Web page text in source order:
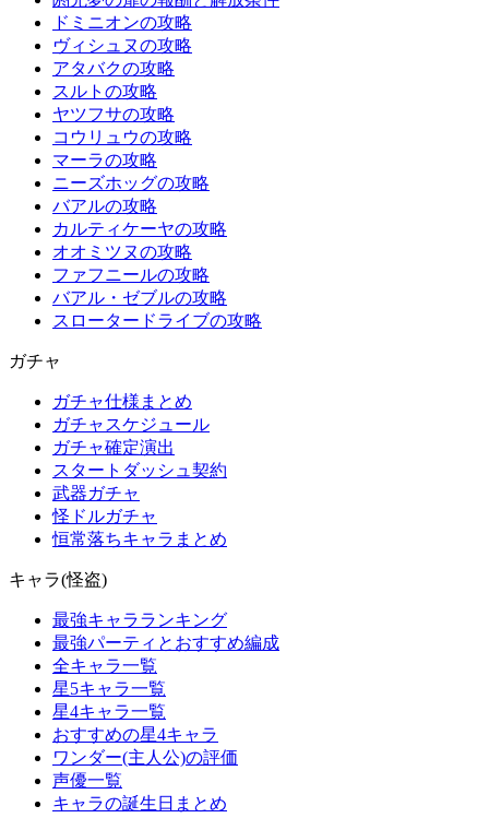
ドミニオンの攻略
ヴィシュヌの攻略
アタバクの攻略
スルトの攻略
ヤツフサの攻略
コウリュウの攻略
マーラの攻略
ニーズホッグの攻略
バアルの攻略
カルティケーヤの攻略
オオミツヌの攻略
ファフニールの攻略
バアル・ゼブルの攻略
スロータードライブの攻略
ガチャ
ガチャ仕様まとめ
ガチャスケジュール
ガチャ確定演出
スタートダッシュ契約
武器ガチャ
怪ドルガチャ
恒常落ちキャラまとめ
キャラ(怪盗)
最強キャラランキング
最強パーティとおすすめ編成
全キャラ一覧
星5キャラ一覧
星4キャラ一覧
おすすめの星4キャラ
ワンダー(主人公)の評価
声優一覧
キャラの誕生日まとめ